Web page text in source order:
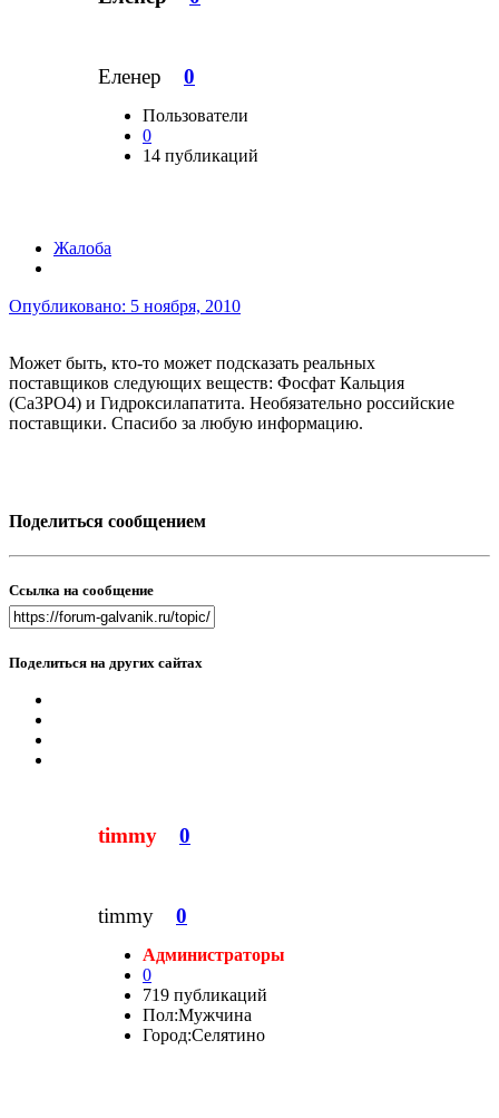
Еленер 0
Пользователи
0
14 публикаций
Жалоба
Опубликовано: 5 ноября, 2010
Может быть, кто-то может подсказать реальных
поставщиков следующих веществ: Фосфат Кальция
(Са3РО4) и Гидроксилапатита. Необязательно российские
поставщики. Спасибо за любую информацию.
Поделиться сообщением
Ссылка на сообщение
Поделиться на других сайтах
timmy 0
timmy 0
Администраторы
0
719 публикаций
Пол:Мужчина
Город:Селятино